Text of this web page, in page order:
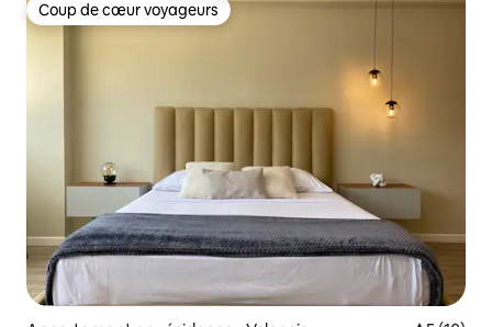
Coup de cœur voyageurs
Coup de cœur voyageurs